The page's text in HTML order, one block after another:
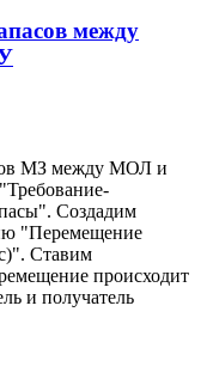
между
МЗ между МОЛ и
Создадим
"Перемещение
Ставим
происходит
и получатель